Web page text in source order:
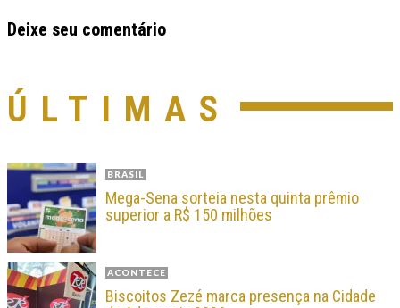
Deixe seu comentário
ÚLTIMAS
BRASIL
Mega-Sena sorteia nesta quinta prêmio
superior a R$ 150 milhões
ACONTECE
Biscoitos Zezé marca presença na Cidade